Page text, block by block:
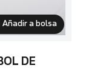
Añadir a bolsa
DE